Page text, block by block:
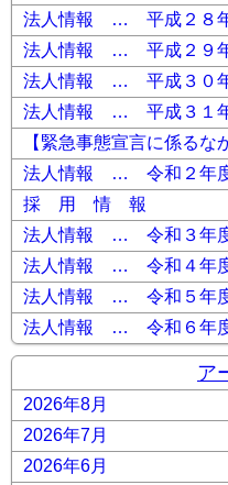
法人情報 … 平成２８
法人情報 … 平成２９
法人情報 … 平成３０
法人情報 … 平成３１年
【緊急事態宣言に係るな
法人情報 … 令和２年
採 用 情 報
法人情報 … 令和３年
法人情報 … 令和４年
法人情報 … 令和５年
法人情報 … 令和６年
ア
2026年8月
2026年7月
2026年6月